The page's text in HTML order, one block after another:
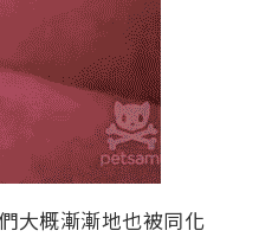
大概漸漸地也被同化